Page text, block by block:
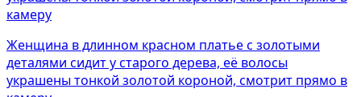
Женщина в длинном красном платье с золотыми
деталями сидит у старого дерева, её волосы
украшены тонкой золотой короной, смотрит прямо в